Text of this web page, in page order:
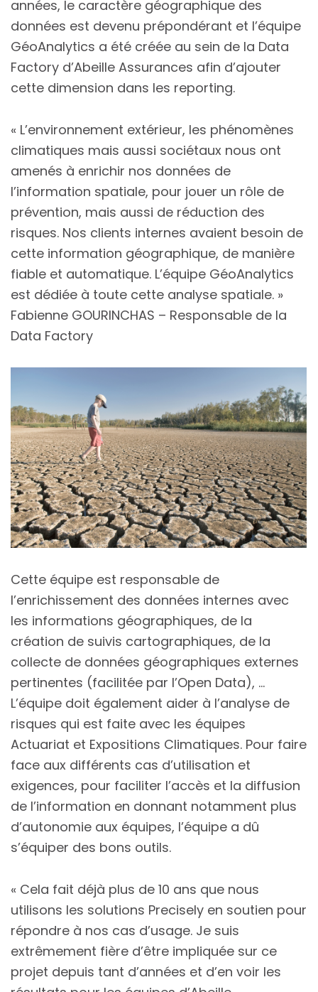
années, le caractère géographique des
données est devenu prépondérant et l’équipe
GéoAnalytics a été créée au sein de la Data
Factory d’Abeille Assurances afin d’ajouter
cette dimension dans les reporting.
« L’environnement extérieur, les phénomènes
climatiques mais aussi sociétaux nous ont
amenés à enrichir nos données de
l’information spatiale, pour jouer un rôle de
prévention, mais aussi de réduction des
risques. Nos clients internes avaient besoin de
cette information géographique, de manière
fiable et automatique. L’équipe GéoAnalytics
est dédiée à toute cette analyse spatiale. »
Fabienne GOURINCHAS – Responsable de la
Data Factory
Cette équipe est responsable de
l’enrichissement des données internes avec
les informations géographiques, de la
création de suivis cartographiques, de la
collecte de données géographiques externes
pertinentes (facilitée par l’Open Data), …
L’équipe doit également aider à l’analyse de
risques qui est faite avec les équipes
Actuariat et Expositions Climatiques. Pour faire
face aux différents cas d’utilisation et
exigences, pour faciliter l’accès et la diffusion
de l’information en donnant notamment plus
d’autonomie aux équipes, l’équipe a dû
s’équiper des bons outils.
« Cela fait déjà plus de 10 ans que nous
utilisons les solutions Precisely en soutien pour
répondre à nos cas d’usage. Je suis
extrêmement fière d’être impliquée sur ce
projet depuis tant d’années et d’en voir les